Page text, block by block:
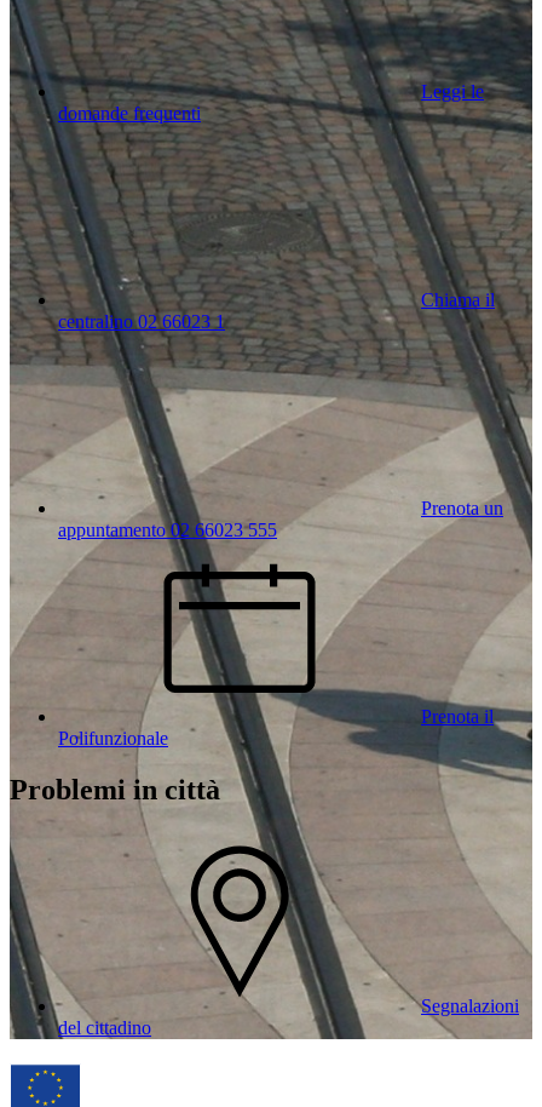
Leggi le
domande frequenti
Chiama il
centralino 02 66023 1
Prenota un
appuntamento 02 66023 555
Prenota il
Polifunzionale
Problemi in città
Segnalazioni
del cittadino